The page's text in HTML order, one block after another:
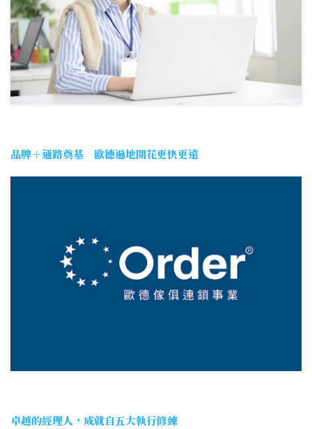
品牌＋通路奠基 歐德遍地開花更快更遠
卓越的經理人，成就自五大執行修練